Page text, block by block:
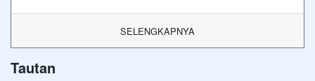
SELENGKAPNYA
Tautan